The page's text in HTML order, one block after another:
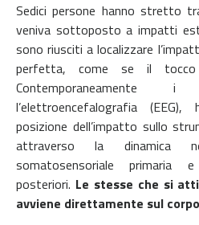
Sedici persone hanno stretto
veniva sottoposto a impatti
sono riusciti a localizzare
perfetta, come se il tocco
Contemporaneamente
l’elettroencefalografia
posizione dell’impatto sullo
attraverso la dinamica
somatosensoriale primaria
posteriori. Le stesse che si
avviene direttamente sul corpo